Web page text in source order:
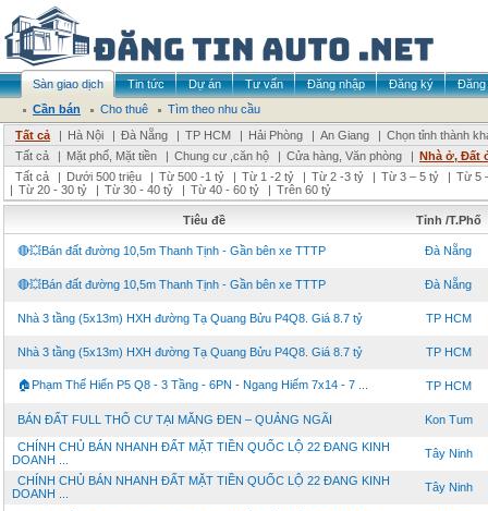
Sàn giao dịch Tin tức Dự án Tư vấn Đăng nhập Đăng ký
Đăng
Cần bán
Cho thuê
Tìm theo nhu cầu
Tất cả
| Hà Nội | Đà Nẵng | TP HCM | Hải Phòng | An Giang | Chọn tỉnh thành
Tất cả
| Mặt phố, Mặt tiền | Chung cư ,căn hộ | Cửa hàng, Văn phòng | Nhà ở, Đất
Tất cả
| Dưới 500 triệu | Từ 500 -1 tỷ | Từ 1 -2 tỷ | Từ 2 -3 tỷ | Từ 3 – 5 tỷ | Từ 5
| Từ 20 - 30 tỷ | Từ 30 - 40 tỷ | Từ 40 - 60 tỷ | Trên 60 tỷ
Tiêu đề Tỉnh /T.Phố
🔴💥Bán đất đường 10,5m Thanh Tịnh - Gần bên xe TTTP Đà Nẵng
🔴💥Bán đất đường 10,5m Thanh Tịnh - Gần bên xe TTTP Đà Nẵng
Nhà 3 tầng (5x13m) HXH đường Tạ Quang Bửu P4Q8. Giá 8.7 tỷ TP HCM
Nhà 3 tầng (5x13m) HXH đường Tạ Quang Bửu P4Q8. Giá 8.7 tỷ TP HCM
🏠Phạm Thế Hiển P5 Q8 - 3 Tầng - 6PN - Ngang Hiếm 7x14 - 7 ... TP HCM
BÁN ĐẤT FULL THỔ CƯ TẠI MĂNG ĐEN – QUẢNG NGÃI Kon Tum
CHÍNH CHỦ BÁN NHANH ĐẤT MẶT TIỀN QUỐC LỘ 22 ĐANG KINH
DOANH ...
Tây Ninh
CHÍNH CHỦ BÁN NHANH ĐẤT MẶT TIỀN QUỐC LỘ 22 ĐANG KINH
DOANH ...
Tây Ninh